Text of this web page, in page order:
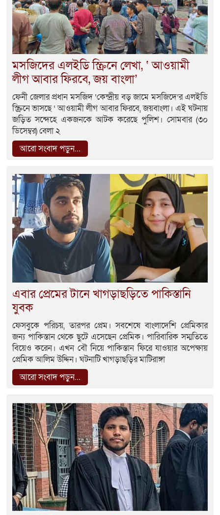
মসজিদের এলইডি স্ক্রিনে লেখা, ‘ আওয়ামী
লীগ আবার ফিরবে, জয় বাংলা’
ফেনী জেলার প্রধান মসজিদ ‘কেন্দ্রীয় বড় জামে মসজিদে’র এলইডি
স্ক্রিনে ভাসছে ‘ আওয়ামী লীগ আবার ফিরবে, জয়বাংলা। এই ঘটনায়
জড়িত সন্দেহে একজনকে আটক করেছে পুলিশ। সোমবার (৩০
ডিসেম্বর) বেলা ২
আরো সংবাদ পড়ুন...
এবার প্রেমের টানে খাগড়াছড়িতে পাকিস্তানি
যুবক
ফেসবুকে পরিচয়, তারপর প্রেম। সবশেষে বাংলাদেশি প্রেমিকার
জন্য পাকিস্তান থেকে ছুটে এসেছেন প্রেমিক। পারিবারিক সম্মতিতে
বিয়েও করেন। এখন বৌ নিয়ে পাকিস্তান ফিরে যাওয়ার অপেক্ষায়
প্রেমিক আলিম উদ্দিন। ঘটনাটি খাগড়াছড়ির মাটিরাঙ্গা
আরো সংবাদ পড়ুন...